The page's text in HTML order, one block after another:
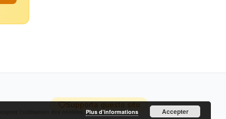
Supporta questo sito
Plus d’informations Accepter